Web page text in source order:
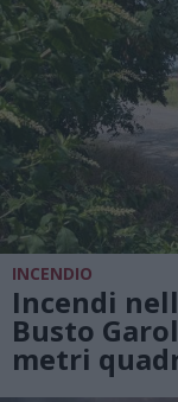
INCENDIO
Incendi
Busto
metri